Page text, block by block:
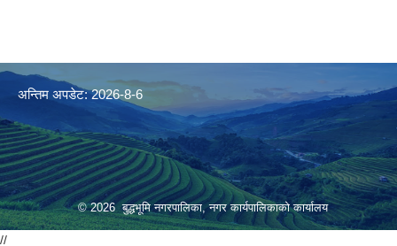
अन्तिम अपडेट: 2026-8-6
© 2026 बुद्धभूमि नगरपालिका, नगर कार्यपालिकाको कार्यालय
//